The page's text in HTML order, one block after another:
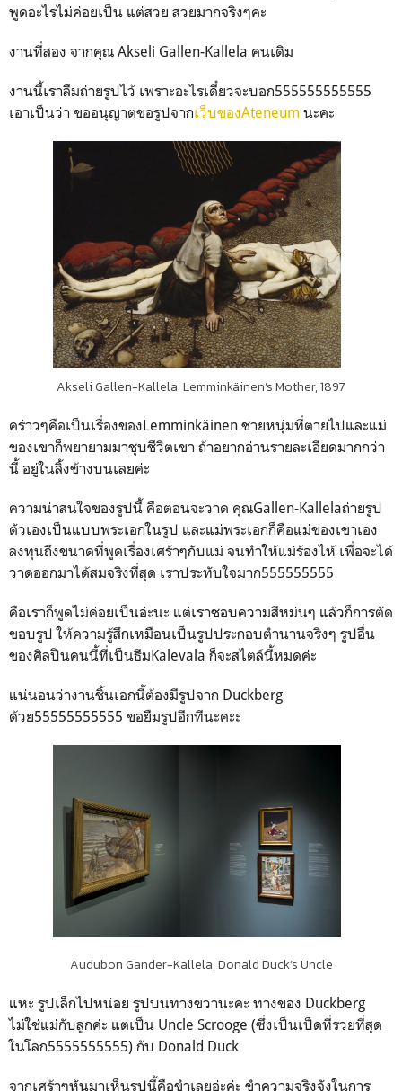
พูดอะไรไม่ค่อยเป็น แต่สวย สวยมากจริงๆค่ะ
งานที่สอง จากคุณ Akseli Gallen-Kallela คนเดิม
งานนี้เราลืมถ่ายรูปไว้ เพราะอะไรเดี๋ยวจะบอก555555555555
เอาเป็นว่า ขออนุญาตขอรูปจากเว็บของAteneum นะคะ
Akseli Gallen-Kallela: Lemminkäinen’s Mother, 1897
คร่าวๆคือเป็นเรื่องของLemminkäinen ชายหนุ่มที่ตายไปและแม่
ของเขาก็พยายามมาชุบชีวิตเขา ถ้าอยากอ่านรายละเอียดมากกว่า
นี้ อยู่ในลิ้งข้างบนเลยค่ะ
ความน่าสนใจของรูปนี้ คือตอนจะวาด คุณGallen-Kallelaถ่ายรูป
ตัวเองเป็นแบบพระเอกในรูป และแม่พระเอกก็คือแม่ของเขาเอง
ลงทุนถึงขนาดที่พูดเรื่องเศร้าๆกับแม่ จนทำให้แม่ร้องไห้ เพื่อจะได้
วาดออกมาได้สมจริงที่สุด เราประทับใจมาก555555555
คือเราก็พูดไม่ค่อยเป็นอ่ะนะ แต่เราชอบความสีหม่นๆ แล้วก็การตัด
ขอบรูป ให้ความรู้สึกเหมือนเป็นรูปประกอบตำนานจริงๆ รูปอื่น
ของศิลปินคนนี้ที่เป็นธีมKalevala ก็จะสไตล์นี้หมดค่ะ
แน่นอนว่างานชิ้นเอกนี้ต้องมีรูปจาก Duckberg
ด้วย55555555555 ขอยืมรูปอีกทีนะคะะ
Audubon Gander-Kallela, Donald Duck’s Uncle
แหะ รูปเล็กไปหน่อย รูปบนทางขวานะคะ ทางของ Duckberg
ไม่ใช่แม่กับลูกค่ะ แต่เป็น Uncle Scrooge (ซึ่งเป็นเป็ดที่รวยที่สุด
ในโลก5555555555) กับ Donald Duck
จากเศร้าๆหันมาเห็นรูปนี้คือขำเลยอ่ะค่ะ ขำความจริงจังในการ